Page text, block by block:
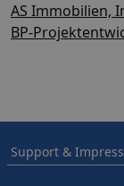
AS Immobilien,
BP-
Support &